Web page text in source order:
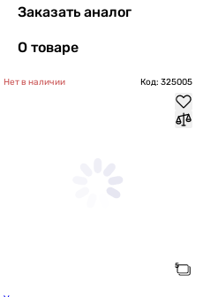
Заказать аналог
О товаре
Нет в наличии Код: 325005